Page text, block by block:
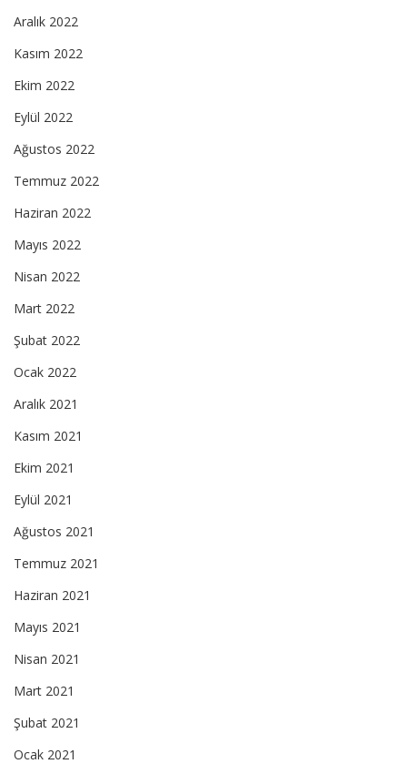
Aralık 2022
Kasım 2022
Ekim 2022
Eylül 2022
Ağustos 2022
Temmuz 2022
Haziran 2022
Mayıs 2022
Nisan 2022
Mart 2022
Şubat 2022
Ocak 2022
Aralık 2021
Kasım 2021
Ekim 2021
Eylül 2021
Ağustos 2021
Temmuz 2021
Haziran 2021
Mayıs 2021
Nisan 2021
Mart 2021
Şubat 2021
Ocak 2021